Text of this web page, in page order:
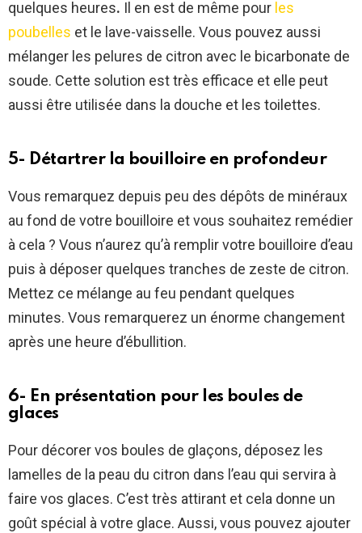
quelques heures. Il en est de même pour les
poubelles et le lave-vaisselle. Vous pouvez aussi
mélanger les pelures de citron avec le bicarbonate de
soude. Cette solution est très efficace et elle peut
aussi être utilisée dans la douche et les toilettes.
5- Détartrer la bouilloire en profondeur
Vous remarquez depuis peu des dépôts de minéraux
au fond de votre bouilloire et vous souhaitez remédier
à cela ? Vous n’aurez qu’à remplir votre bouilloire d’eau
puis à déposer quelques tranches de zeste de citron.
Mettez ce mélange au feu pendant quelques
minutes. Vous remarquerez un énorme changement
après une heure d’ébullition.
6- En présentation pour les boules de
glaces
Pour décorer vos boules de glaçons, déposez les
lamelles de la peau du citron dans l’eau qui servira à
faire vos glaces. C’est très attirant et cela donne un
goût spécial à votre glace. Aussi, vous pouvez ajouter